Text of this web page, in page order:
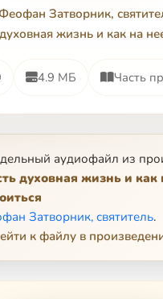
Феофан Затворник,
жизнь и как на
4.9 МБ Часть
аудиофайл из
духовная жизнь и как
Затворник, святитель.
к файлу в